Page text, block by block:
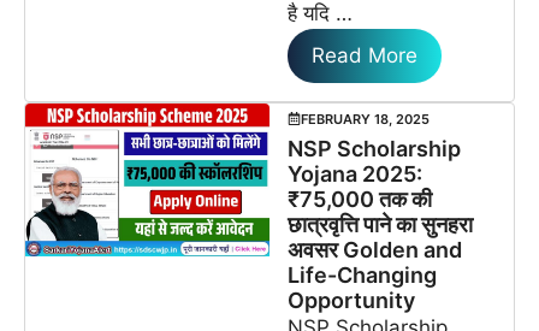
है यदि …
Read More
FEBRUARY 18, 2025
NSP Scholarship
Yojana 2025:
₹75,000 तक की
छात्रवृत्ति पाने का सुनहरा
अवसर Golden and
Life-Changing
Opportunity